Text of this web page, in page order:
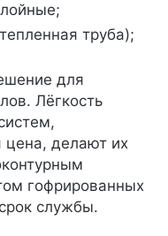
труба);
для
Лёгкость
цена, делают их
гофрированных
службы.